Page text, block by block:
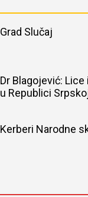
Grad Slučaj
Dr Blagojević:
u Republici
Kerberi Narodne